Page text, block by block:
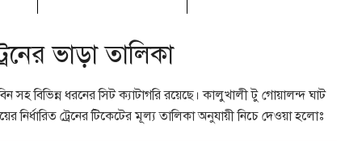
ভাড়া তালিকা
সহ বিভিন্ন ধরনের সিট ক্যাটাগরি রয়েছে। কালুখালী টু গোয়ালন্দ ঘাট
নির্ধারিত ট্রেনের টিকেটের মূল্য তালিকা অনুযায়ী নিচে দেওয়া হলোঃ